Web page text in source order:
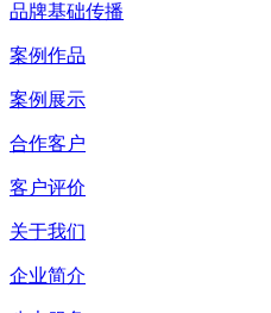
品牌基础传播
案例作品
案例展示
合作客户
客户评价
关于我们
企业简介